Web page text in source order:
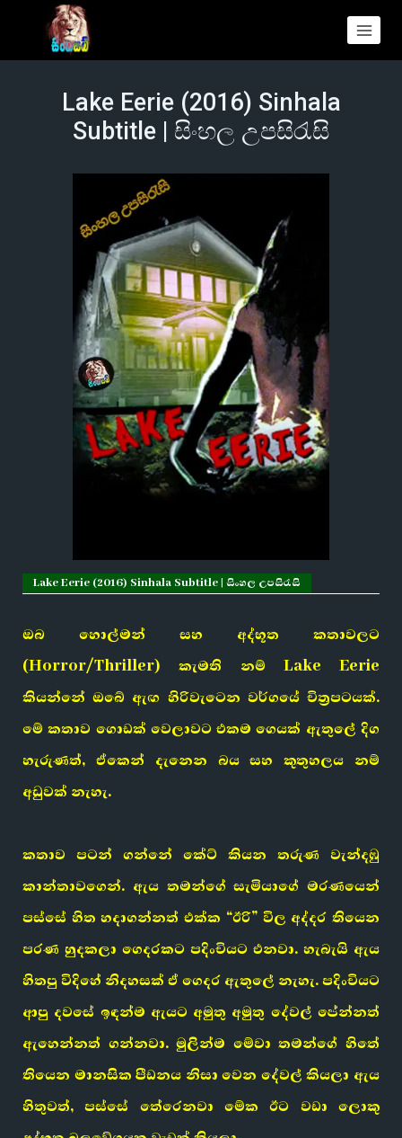
Lake Eerie (2016) Sinhala
Subtitle | සිංහල උපසිරැසි
Lake Eerie (2016) Sinhala Subtitle | සිංහල උපසිරැසි
ඔබ හොල්මන් සහ අද්භූත කතාවලට
(Horror/Thriller) කැමති නම් Lake Eerie
කියන්නේ ඔබේ ඇඟ හිරිවැටෙන වර්ගයේ චිත්‍රපටයක්.
මේ කතාව ගොඩක් වෙලාවට එකම ගෙයක් ඇතුලේ දිග
හැරුණත්, ඒකෙන් දැනෙන බය සහ කුතුහලය නම්
අඩුවක් නැහැ.
කතාව පටන් ගන්නේ කේට් කියන තරුණ වැන්දඹු
කාන්තාවගෙන්. ඇය තමන්ගේ සැමියාගේ මරණයෙන්
පස්සේ හිත හදාගන්නත් එක්ක “ඊරි” විල අද්දර තියෙන
පරණ හුදකලා ගෙදරකට පදිංචියට එනවා. හැබැයි ඇය
හිතපු විදිහේ නිදහසක් ඒ ගෙදර ඇතුලේ නැහැ. පදිංචියට
ආපු දවසේ ඉඳන්ම ඇයට අමුතු අමුතු දේවල් පේන්නත්
ඇහෙන්නත් ගන්නවා. මුලින්ම මේවා තමන්ගේ හිතේ
තියෙන මානසික පීඩනය නිසා වෙන දේවල් කියලා ඇය
හිතුවත්, පස්සේ තේරෙනවා මේක ඊට වඩා ලොකු